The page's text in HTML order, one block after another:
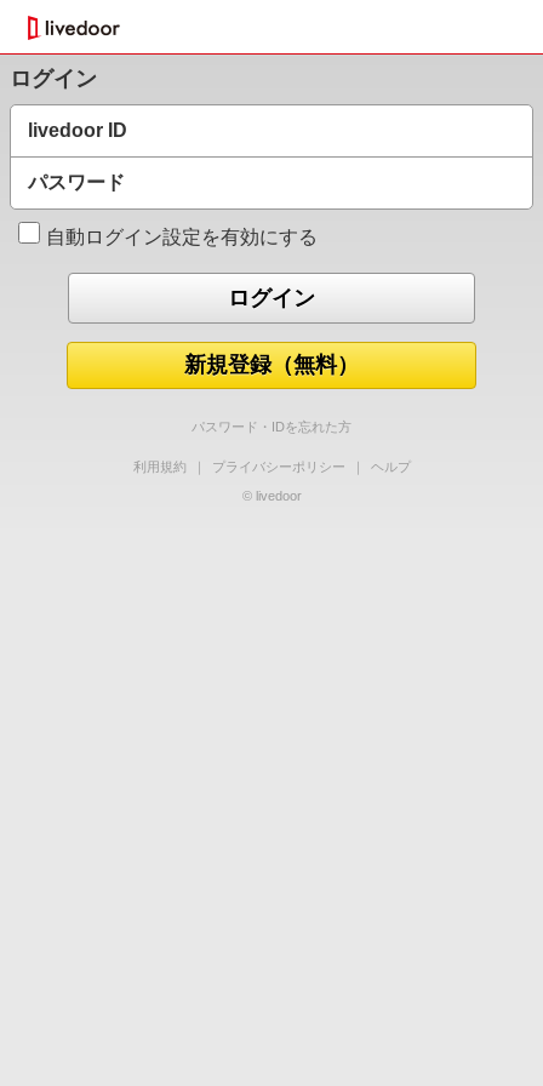
ログイン
livedoor ID
パスワード
自動ログイン設定を有効にする
新規登録（無料）
パスワード・IDを忘れた方
利用規約 ｜ プライバシーポリシー ｜
ヘルプ
© livedoor